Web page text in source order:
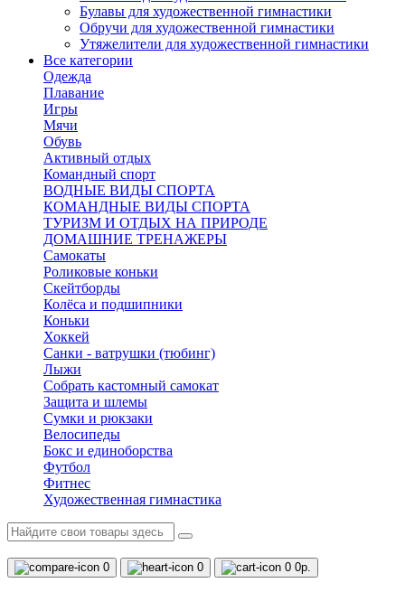
Булавы для художественной гимнастики
Обручи для художественной гимнастики
Утяжелители для художественной гимнастики
Все категории
Одежда
Плавание
Игры
Мячи
Обувь
Активный отдых
Командный спорт
ВОДНЫЕ ВИДЫ СПОРТА
КОМАНДНЫЕ ВИДЫ СПОРТА
ТУРИЗМ И ОТДЫХ НА ПРИРОДЕ
ДОМАШНИЕ ТРЕНАЖЕРЫ
Самокаты
Роликовые коньки
Скейтборды
Колёса и подшипники
Коньки
Хоккей
Санки - ватрушки (тюбинг)
Лыжи
Собрать кастомный самокат
Защита и шлемы
Сумки и рюкзаки
Велосипеды
Бокс и единоборства
Футбол
Фитнес
Художественная гимнастика
0 0 0 0р.